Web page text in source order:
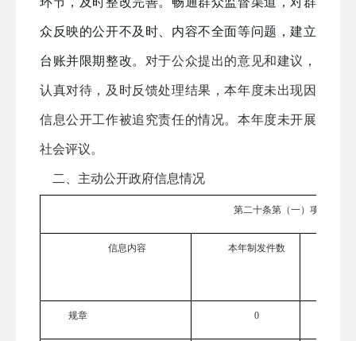
众反映的公开不及时、内容不全面等问题，建立
台账并限期整改。 对于公众提出的意见和建议，
认真对待，及时反馈处理结果，本年度未出现因
信息公开工作被追究责任的情况。本年度未开展
社会评议。
二、主动公开政府信息情况
第二十条第（一）项
信息内容 本年制 发件数
规章 0